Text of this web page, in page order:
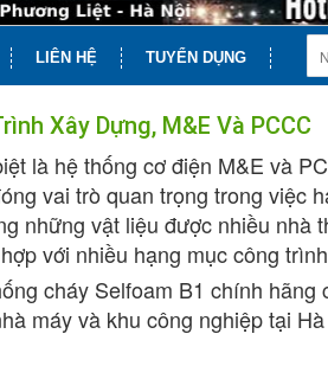
LIÊN HỆ TUYỂN DỤNG
Xây Dựng, M&E Và PCCC
là hệ thống cơ điện M&E và
vai trò quan trọng trong việc
những vật liệu được nhiều nhà
với nhiều hạng mục công
cháy Selfoam B1 chính hãng
máy và khu công nghiệp tại